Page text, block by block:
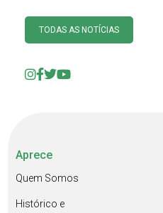
TODAS AS NOTÍCIAS
Aprece
Quem Somos
Histórico e